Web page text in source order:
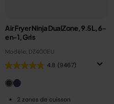
Air Fryer Ninja DualZone, 9.5L, 6-
en-1, Gris
Modèle: DZ400EU
4.8 (9467)
2 zones de cuisson